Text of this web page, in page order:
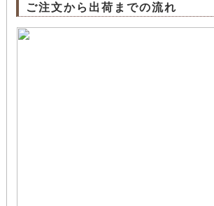
ご注文から出荷までの流れ